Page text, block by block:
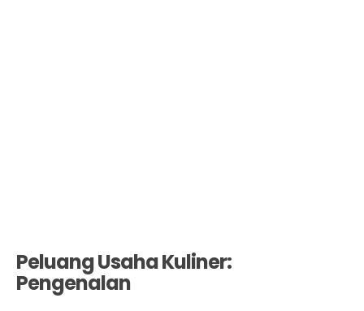
Peluang Usaha Kuliner:
Pengenalan